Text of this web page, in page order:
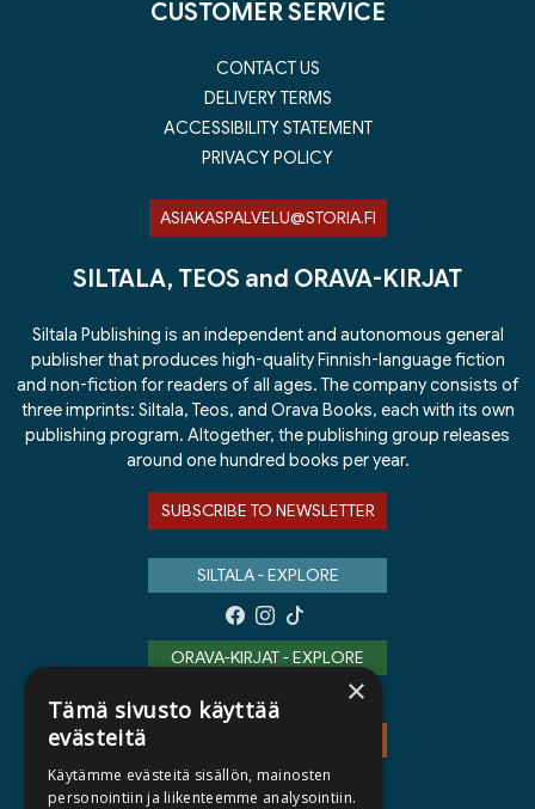
CUSTOMER SERVICE
CONTACT US
DELIVERY TERMS
ACCESSIBILITY STATEMENT
PRIVACY POLICY
ASIAKASPALVELU@STORIA.FI
SILTALA, TEOS and ORAVA-KIRJAT
Siltala Publishing is an independent and autonomous general
publisher that produces high-quality Finnish-language fiction
and non-fiction for readers of all ages. The company consists of
three imprints: Siltala, Teos, and Orava Books, each with its own
publishing program. Altogether, the publishing group releases
around one hundred books per year.
SUBSCRIBE TO NEWSLETTER
SILTALA - EXPLORE
ORAVA-KIRJAT - EXPLORE
×
Tämä sivusto käyttää
evästeitä
Käytämme evästeitä sisällön, mainosten
personointiin ja liikenteemme analysointiin.